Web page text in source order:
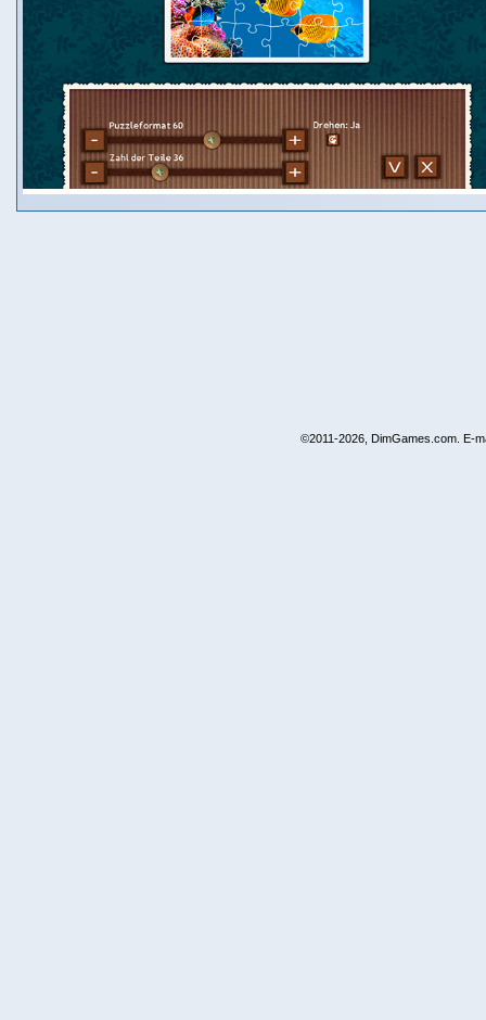
©2011-2026, DimGames.com. E-